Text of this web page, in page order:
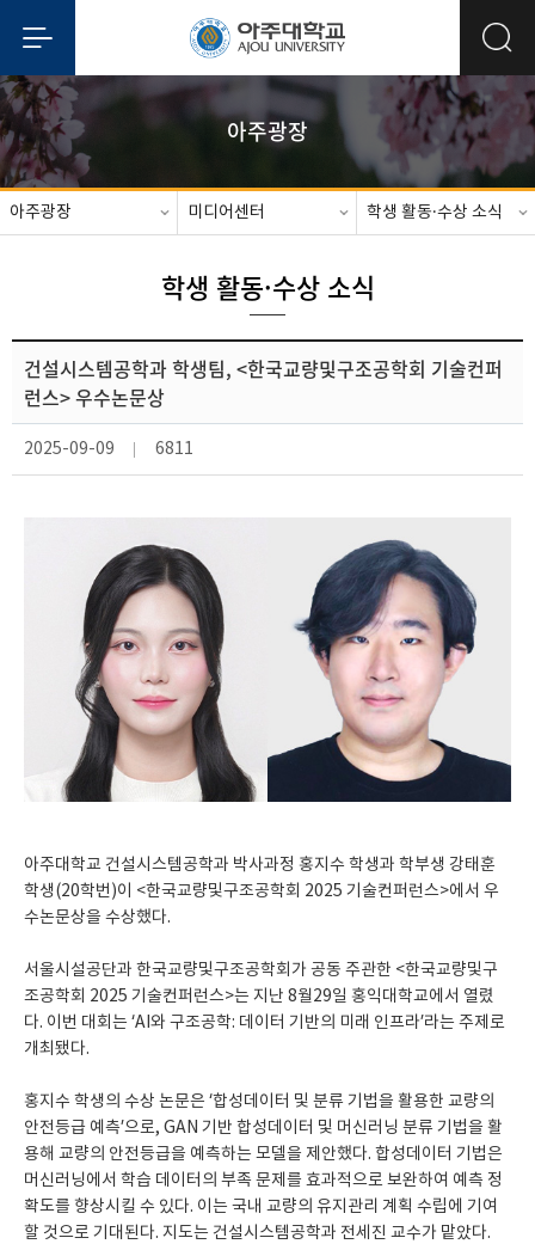
아주광장
아주광장 미디어센터 학생 활동·수상 소식
학생 활동·수상 소식
건설시스템공학과 학생팀, <한국교량및구조공학회 기술컨퍼
런스> 우수논문상
2025-09-09 6811
아주대학교 건설시스템공학과 박사과정 홍지수 학생과 학부생 강태훈
학생(20학번)이 <한국교량및구조공학회 2025 기술컨퍼런스>에서 우
수논문상을 수상했다.
서울시설공단과 한국교량및구조공학회가 공동 주관한 <한국교량및구
조공학회 2025 기술컨퍼런스>는 지난 8월29일 홍익대학교에서 열렸
다. 이번 대회는 ‘AI와 구조공학: 데이터 기반의 미래 인프라’라는 주제로
개최됐다.
홍지수 학생의 수상 논문은 ‘합성데이터 및 분류 기법을 활용한 교량의
안전등급 예측’으로, GAN 기반 합성데이터 및 머신러닝 분류 기법을 활
용해 교량의 안전등급을 예측하는 모델을 제안했다. 합성데이터 기법은
머신러닝에서 학습 데이터의 부족 문제를 효과적으로 보완하여 예측 정
확도를 향상시킬 수 있다. 이는 국내 교량의 유지관리 계획 수립에 기여
할 것으로 기대된다. 지도는 건설시스템공학과 전세진 교수가 맡았다.